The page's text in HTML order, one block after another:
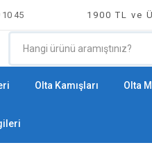
10 45 1900 TL ve
Olta Kamışları Olta